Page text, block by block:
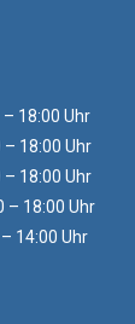
18:00 Uhr
18:00 Uhr
18:00 Uhr
– 18:00 Uhr
Uhr